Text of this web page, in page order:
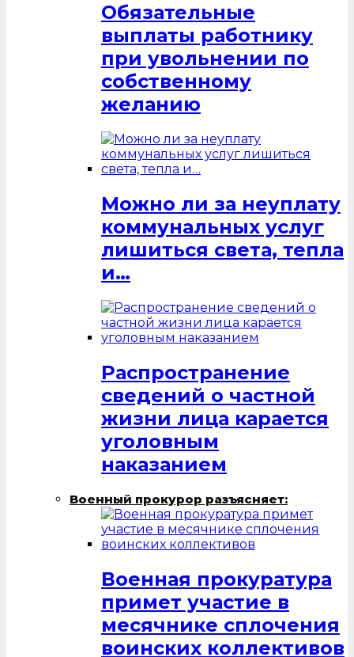
Обязательные
выплаты работнику
при увольнении по
собственному
желанию
Можно ли за неуплату
коммунальных услуг
лишиться света, тепла
и…
Распространение
сведений о частной
жизни лица карается
уголовным
наказанием
Военный прокурор разъясняет:
Военная прокуратура
примет участие в
месячнике сплочения
воинских коллективов